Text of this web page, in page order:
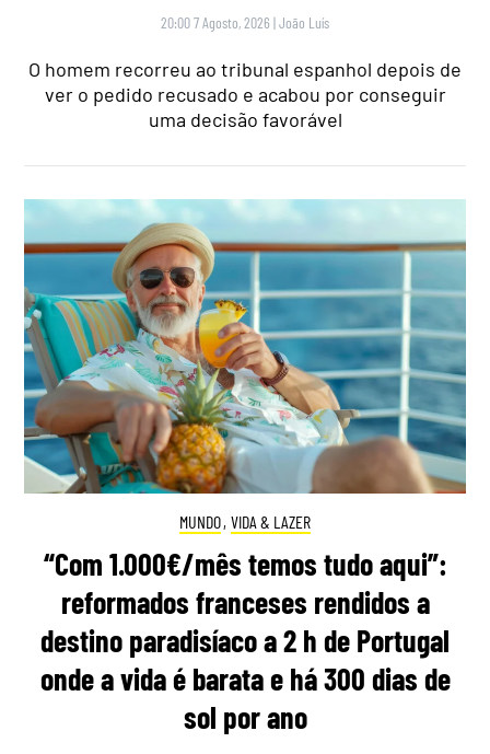
20:00 7 Agosto, 2026 |João Luís
O homem recorreu ao tribunal espanhol depois de
ver o pedido recusado e acabou por conseguir
uma decisão favorável
MUNDO, VIDA & LAZER
“Com 1.000€/mês temos tudo aqui”:
reformados franceses rendidos a
destino paradisíaco a 2 h de Portugal
onde a vida é barata e há 300 dias de
sol por ano